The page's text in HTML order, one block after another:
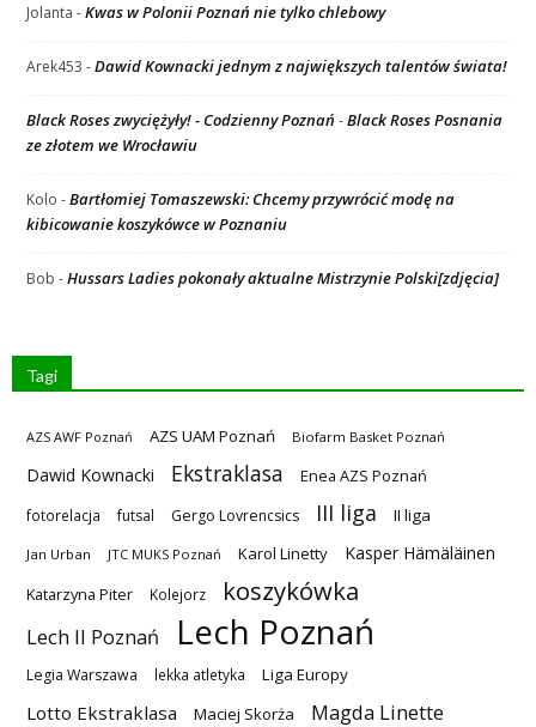
Jolanta -Kwas w Polonii Poznań nie tylko chlebowy
Arek453 -Dawid Kownacki jednym z największych talentów świata!
Black Roses zwyciężyły! - Codzienny Poznań -Black Roses Posnania
ze złotem we Wrocławiu
Kolo -Bartłomiej Tomaszewski: Chcemy przywrócić modę na
kibicowanie koszykówce w Poznaniu
Bob -Hussars Ladies pokonały aktualne Mistrzynie Polski[zdjęcia]
Tagi
AZS AWF Poznań AZS UAM Poznań Biofarm Basket Poznań
Dawid Kownacki Ekstraklasa Enea AZS Poznań
fotorelacja futsal Gergo Lovrencsics III liga II liga
Jan Urban JTC MUKS Poznań Karol Linetty Kasper Hämäläinen
Katarzyna Piter Kolejorz koszykówka
Lech II Poznań Lech Poznań
Legia Warszawa lekka atletyka Liga Europy
Lotto Ekstraklasa Maciej Skorża Magda Linette